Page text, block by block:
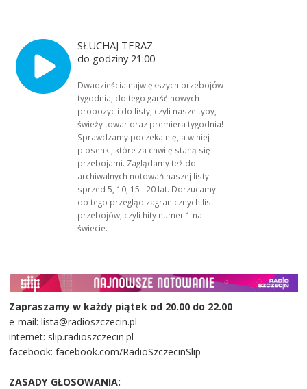
SŁUCHAJ TERAZ
do godziny 21:00
Dwadzieścia największych przebojów
tygodnia, do tego garść nowych
propozycji do listy, czyli nasze typy,
świeży towar oraz premiera tygodnia!
Sprawdzamy poczekalnię, a w niej
piosenki, które za chwilę staną się
przebojami. Zaglądamy też do
archiwalnych notowań naszej listy
sprzed 5, 10, 15 i 20 lat. Dorzucamy
do tego przegląd zagranicznych list
przebojów, czyli hity numer 1 na
świecie.
Zapraszamy w każdy piątek od 20.00 do 22.00
e-mail: lista@radioszczecin.pl
internet: slip.radioszczecin.pl
facebook: facebook.com/RadioSzczecinSlip
ZASADY GŁOSOWANIA: